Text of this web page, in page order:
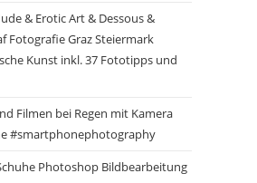
& Erotic Art & Dessous &
Fotografie Graz Steiermark
Kunst inkl. 37 Fototipps und
Filmen bei Regen mit Kamera
#smartphonephotography
Photoshop Bildbearbeitung